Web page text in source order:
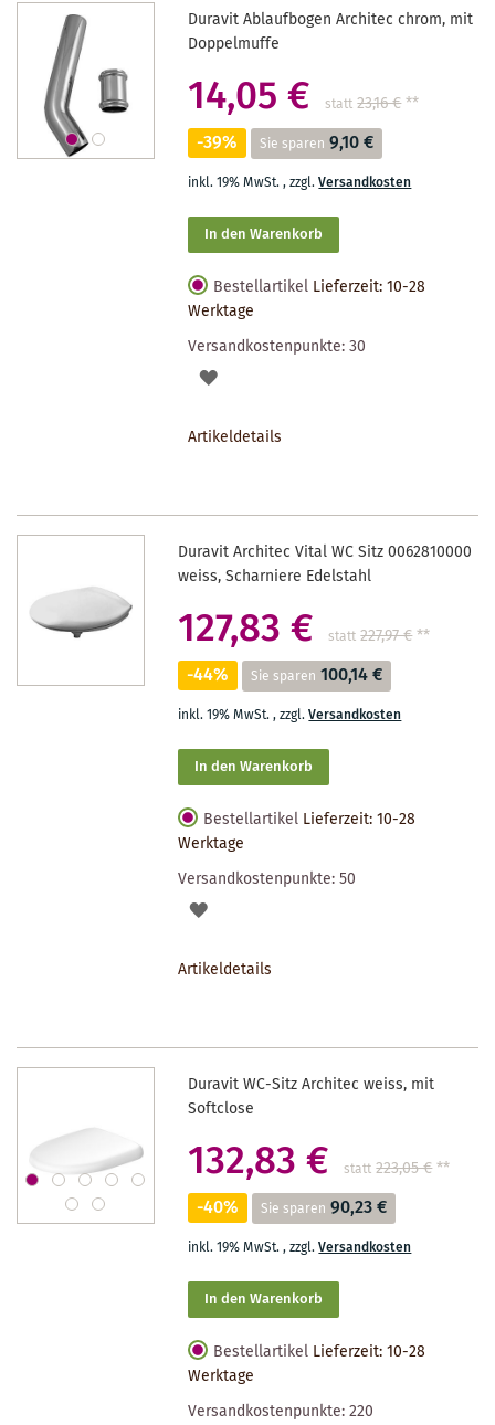
Duravit Ablaufbogen Architec chrom, mit
Doppelmuffe
14,05 € statt 23,16 €**
-39% Sie sparen 9,10 €
inkl. 19% MwSt.,zzgl.Versandkosten
In den Warenkorb
Bestellartikel Lieferzeit: 10-28
Werktage
Versandkostenpunkte:30
AUF
Artikeldetails
Duravit Architec Vital WC Sitz 0062810000
weiss, Scharniere Edelstahl
127,83 € statt 227,97 €**
-44% Sie sparen 100,14 €
inkl. 19% MwSt.,zzgl.Versandkosten
In den Warenkorb
Bestellartikel Lieferzeit: 10-28
Werktage
Versandkostenpunkte:50
AUF
Artikeldetails
Duravit WC-Sitz Architec weiss, mit
Softclose
132,83 € statt 223,05 €**
-40% Sie sparen 90,23 €
inkl. 19% MwSt.,zzgl.Versandkosten
In den Warenkorb
Bestellartikel Lieferzeit: 10-28
Werktage
Versandkostenpunkte:220